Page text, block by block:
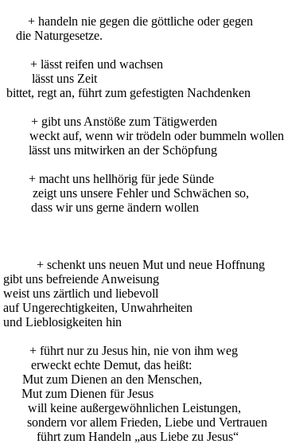
nie gegen die göttliche oder gegen
+ lässt reifen und wachsen
lässt uns Zeit
Nachdenken
+ gibt uns Anstöße zum Tätigwerden
auf, wenn wir trödeln oder bummeln wollen
uns mitwirken an der Schöpfung
+ macht uns hellhörig für jede Sünde
uns unsere Fehler und Schwächen so,
wir uns gerne ändern wollen
schenkt uns neuen Mut und neue Hoffnung
Anweisung
liebevoll
Unwahrheiten
hin
nur zu Jesus hin, nie von ihm weg
echte Demut, das heißt:
Dienen an den Menschen,
Dienen für Jesus
außergewöhnlichen Leistungen,
vor allem Frieden, Liebe und Vertrauen
zum Handeln „aus Liebe zu Jesus“